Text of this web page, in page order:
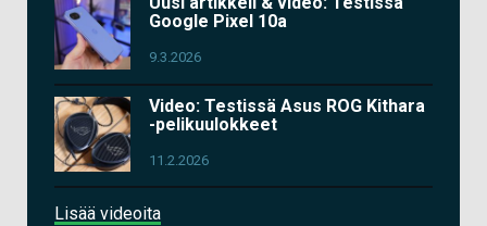
Google Pixel 10a
9.3.2026
Video: Testissä Asus ROG Kithara
-pelikuulokkeet
11.2.2026
Lisää videoita